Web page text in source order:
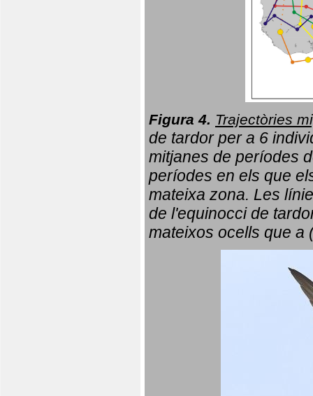
Figura 4. Trajectòries
de tardor per a 6
mitjanes de períodes
períodes en els que
mateixa zona. Les
de l'equinocci de
mateixos ocells que a